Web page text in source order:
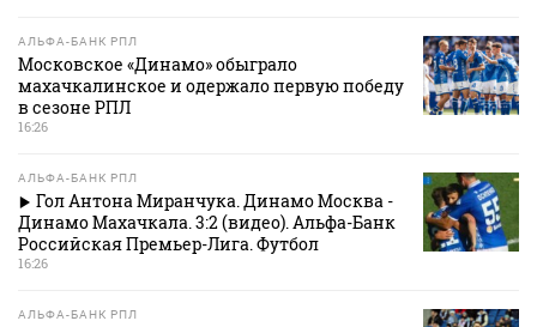
АЛЬФА-БАНК РПЛ
Московское «Динамо» обыграло
махачкалинское и одержало первую победу
в сезоне РПЛ
16:26
АЛЬФА-БАНК РПЛ
Гол Антона Миранчука. Динамо Москва -
Динамо Махачкала. 3:2 (видео). Альфа-Банк
Российская Премьер-Лига. Футбол
16:26
АЛЬФА-БАНК РПЛ